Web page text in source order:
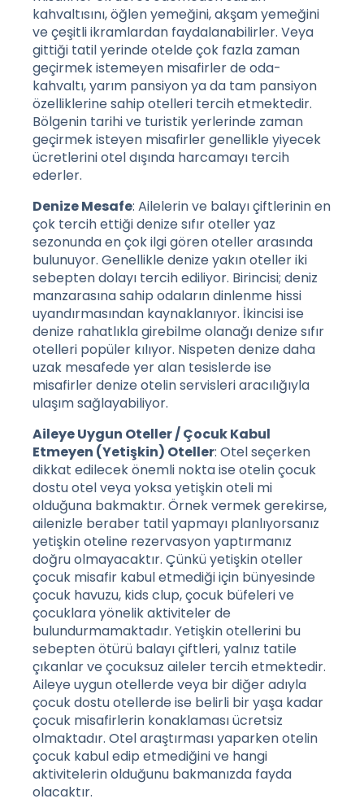
kahvaltısını, öğlen yemeğini, akşam yemeğini
ve çeşitli ikramlardan faydalanabilirler. Veya
gittiği tatil yerinde otelde çok fazla zaman
geçirmek istemeyen misafirler de oda-
kahvaltı, yarım pansiyon ya da tam pansiyon
özelliklerine sahip otelleri tercih etmektedir.
Bölgenin tarihi ve turistik yerlerinde zaman
geçirmek isteyen misafirler genellikle yiyecek
ücretlerini otel dışında harcamayı tercih
ederler.
Denize Mesafe: Ailelerin ve balayı çiftlerinin en
çok tercih ettiği denize sıfır oteller yaz
sezonunda en çok ilgi gören oteller arasında
bulunuyor. Genellikle denize yakın oteller iki
sebepten dolayı tercih ediliyor. Birincisi; deniz
manzarasına sahip odaların dinlenme hissi
uyandırmasından kaynaklanıyor. İkincisi ise
denize rahatlıkla girebilme olanağı denize sıfır
otelleri popüler kılıyor. Nispeten denize daha
uzak mesafede yer alan tesislerde ise
misafirler denize otelin servisleri aracılığıyla
ulaşım sağlayabiliyor.
Aileye Uygun Oteller / Çocuk Kabul
Etmeyen (Yetişkin) Oteller: Otel seçerken
dikkat edilecek önemli nokta ise otelin çocuk
dostu otel veya yoksa yetişkin oteli mi
olduğuna bakmaktır. Örnek vermek gerekirse,
ailenizle beraber tatil yapmayı planlıyorsanız
yetişkin oteline rezervasyon yaptırmanız
doğru olmayacaktır. Çünkü yetişkin oteller
çocuk misafir kabul etmediği için bünyesinde
çocuk havuzu, kids clup, çocuk büfeleri ve
çocuklara yönelik aktiviteler de
bulundurmamaktadır. Yetişkin otellerini bu
sebepten ötürü balayı çiftleri, yalnız tatile
çıkanlar ve çocuksuz aileler tercih etmektedir.
Aileye uygun otellerde veya bir diğer adıyla
çocuk dostu otellerde ise belirli bir yaşa kadar
çocuk misafirlerin konaklaması ücretsiz
olmaktadır. Otel araştırması yaparken otelin
çocuk kabul edip etmediğini ve hangi
aktivitelerin olduğunu bakmanızda fayda
olacaktır.